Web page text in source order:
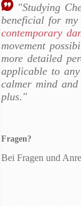
"Studying
beneficial for my
contemporary
movement
more detailed
applicable to
calmer mind
plus."
Fragen?
Bei Fragen und